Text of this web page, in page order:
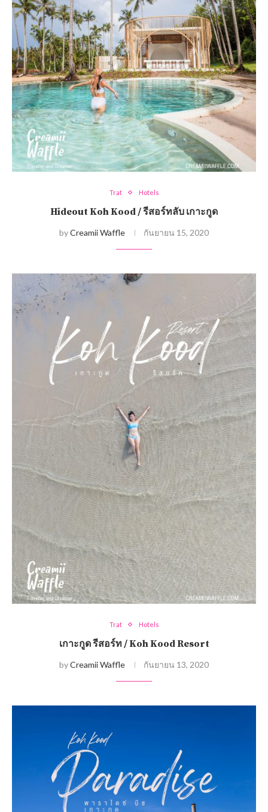
Trat Hotels
Hideout Koh Kood / รีสอร์ทลับ เกาะกูด
byCreamii Waffle กันยายน 15, 2020
Trat Hotels
เกาะกูด รีสอร์ท / Koh Kood Resort
byCreamii Waffle กันยายน 13, 2020